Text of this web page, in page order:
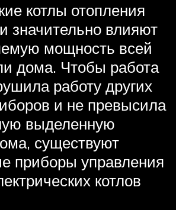
котлы отопления
значительно влияют
мощность всей
дома. Чтобы работа
работу других
и не превысила
выделенную
существуют
приборы управления
котлов